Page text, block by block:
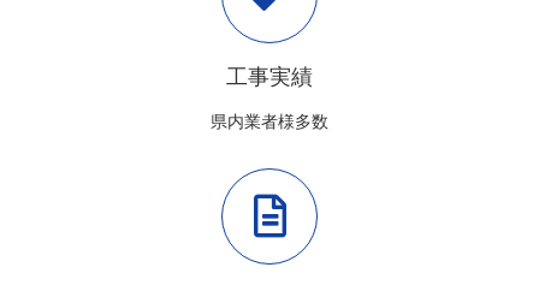
工事実績
県内業者様多数